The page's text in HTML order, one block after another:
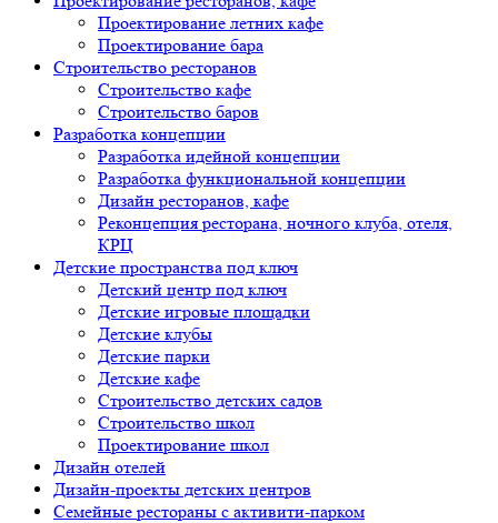
Проектирование летних кафе
Проектирование бара
Строительство ресторанов
Строительство кафе
Строительство баров
Разработка концепции
Разработка идейной концепции
Разработка функциональной концепции
Дизайн ресторанов, кафе
Реконцепция ресторана, ночного клуба, отеля,
КРЦ
Детские пространства под ключ
Детский центр под ключ
Детские игровые площадки
Детские клубы
Детские парки
Детские кафе
Строительство детских садов
Строительство школ
Проектирование школ
Дизайн отелей
Дизайн-проекты детских центров
Семейные рестораны с активити-парком